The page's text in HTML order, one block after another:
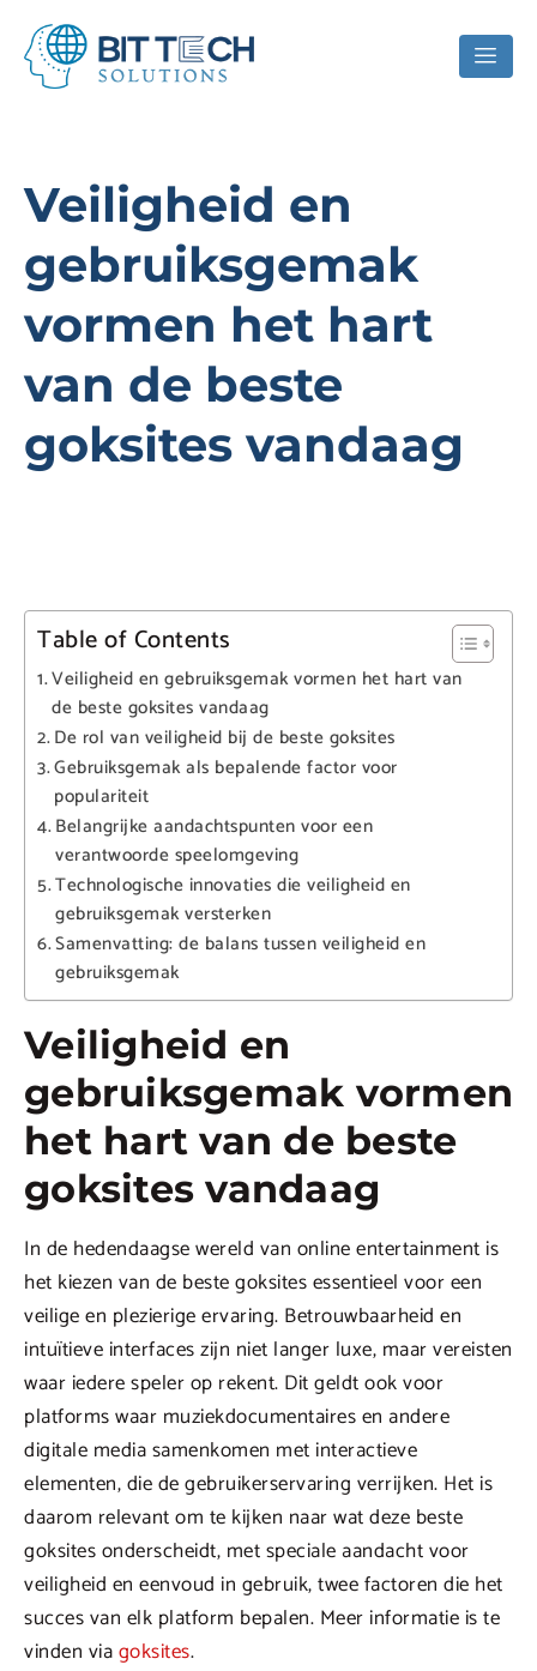
Veiligheid en
gebruiksgemak
vormen het hart
van de beste
goksites vandaag
Table of Contents
Veiligheid en gebruiksgemak vormen het hart van
de beste goksites vandaag
De rol van veiligheid bij de beste goksites
Gebruiksgemak als bepalende factor voor
populariteit
Belangrijke aandachtspunten voor een
verantwoorde speelomgeving
Technologische innovaties die veiligheid en
gebruiksgemak versterken
Samenvatting: de balans tussen veiligheid en
gebruiksgemak
Veiligheid en
gebruiksgemak vormen
het hart van de beste
goksites vandaag
In de hedendaagse wereld van online entertainment is
het kiezen van de beste goksites essentieel voor een
veilige en plezierige ervaring. Betrouwbaarheid en
intuïtieve interfaces zijn niet langer luxe, maar vereisten
waar iedere speler op rekent. Dit geldt ook voor
platforms waar muziekdocumentaires en andere
digitale media samenkomen met interactieve
elementen, die de gebruikerservaring verrijken. Het is
daarom relevant om te kijken naar wat deze beste
goksites onderscheidt, met speciale aandacht voor
veiligheid en eenvoud in gebruik, twee factoren die het
succes van elk platform bepalen. Meer informatie is te
vinden viagoksites.